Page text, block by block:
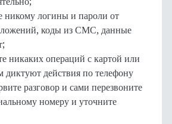
логины и пароли от
коды из СМС, данные
никаких операций с картой или
диктуют действия по телефону
разговор и сами перезвоните
номеру и уточните